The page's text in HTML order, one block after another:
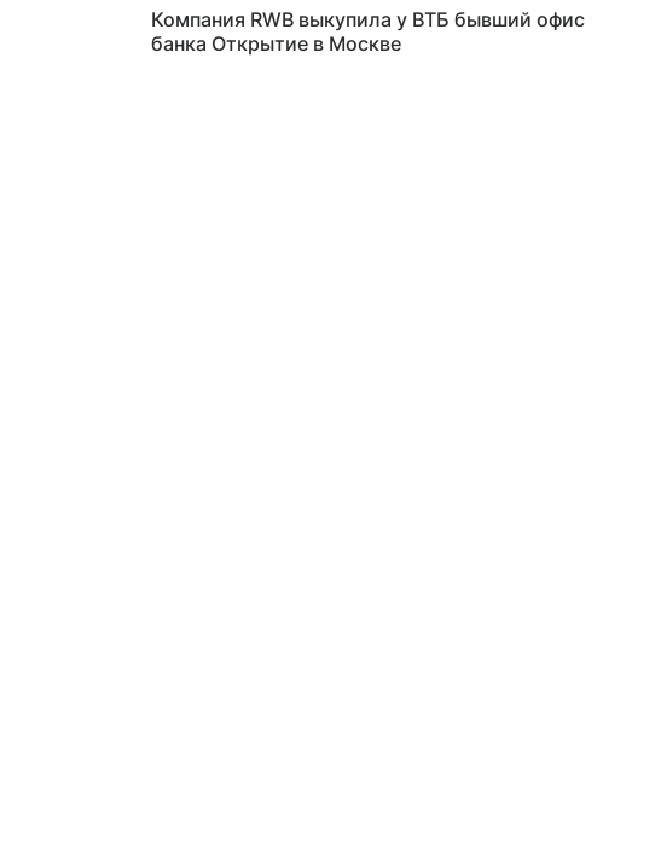
Компания RWB выкупила у ВТБ бывший офис
банка Открытие в Москве